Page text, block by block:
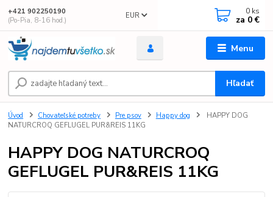
Menu
EUR
Hľadať
+421 902250190
(Po-Pia, 8-16 hod.)
0 ks
za 0 €
Úvod Chovateľské potreby Pre psov Happy dog
HAPPY DOG
NATURCROQ GEFLUGEL PUR&REIS 11KG
HAPPY DOG NATURCROQ
GEFLUGEL PUR&REIS 11KG